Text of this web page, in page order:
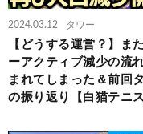
2024.03.12 タワー
【どうする運営？】ま
ーアクティブ減少の流
まれてしまった＆前回
の振り返り【白猫テニス